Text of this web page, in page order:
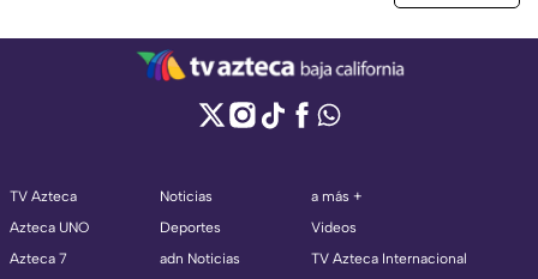
TV Azteca
Azteca UNO
Azteca 7
Noticias
Deportes
adn Noticias
a más +
Videos
TV Azteca Internacional